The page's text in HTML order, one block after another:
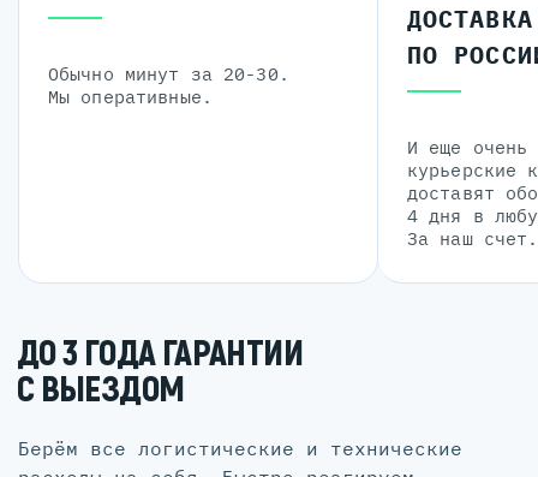
Обычно минут за 20-30.
Мы оперативные.
ДОСТАВКА
ПО
И еще очень
курьерские
доставят
4 дня в
За наш счет.
ДО 3 ГОДА ГАРАНТИИ
С ВЫЕЗДОМ
Берём все логистические и технические